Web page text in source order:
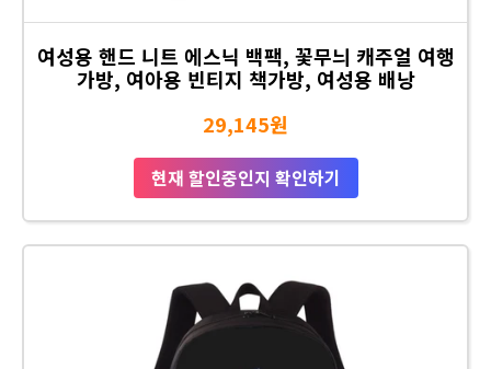
여성용 핸드 니트 에스닉 백팩, 꽃무늬 캐주얼 여행
가방, 여아용 빈티지 책가방, 여성용 배낭
29,145원
현재 할인중인지 확인하기